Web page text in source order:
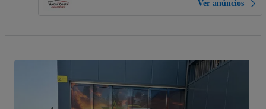
Ver anúncios